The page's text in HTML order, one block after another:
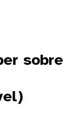
sobre